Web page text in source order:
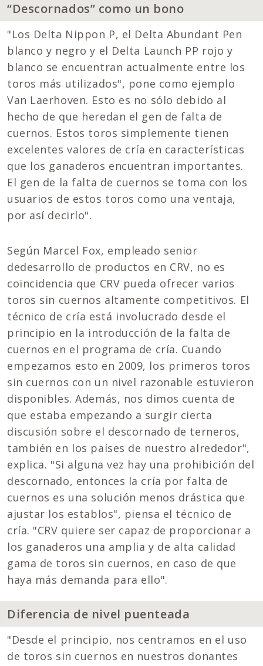
“Descornados” como un bono
"Los Delta Nippon P, el Delta Abundant Pen
blanco y negro y el Delta Launch PP rojo y
blanco se encuentran actualmente entre los
toros más utilizados", pone como ejemplo
Van Laerhoven. Esto es no sólo debido al
hecho de que heredan el gen de falta de
cuernos. Estos toros simplemente tienen
excelentes valores de cría en características
que los ganaderos encuentran importantes.
El gen de la falta de cuernos se toma con los
usuarios de estos toros como una ventaja,
por así decirlo".
Según Marcel Fox, empleado senior
dedesarrollo de productos en CRV, no es
coincidencia que CRV pueda ofrecer varios
toros sin cuernos altamente competitivos. El
técnico de cría está involucrado desde el
principio en la introducción de la falta de
cuernos en el programa de cría. Cuando
empezamos esto en 2009, los primeros toros
sin cuernos con un nivel razonable estuvieron
disponibles. Además, nos dimos cuenta de
que estaba empezando a surgir cierta
discusión sobre el descornado de terneros,
también en los países de nuestro alrededor",
explica. "Si alguna vez hay una prohibición del
descornado, entonces la cría por falta de
cuernos es una solución menos drástica que
ajustar los establos", piensa el técnico de
cría. "CRV quiere ser capaz de proporcionar a
los ganaderos una amplia y de alta calidad
gama de toros sin cuernos, en caso de que
haya más demanda para ello".
Diferencia de nivel puenteada
"Desde el principio, nos centramos en el uso
de toros sin cuernos en nuestros donantes